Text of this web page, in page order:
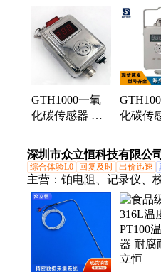
电动葫芦、GTH1000一氧
芦、矿用混凝土输送泵、
件、矿用风机等
GTH1000一氧
化碳传感器 实
精度高 使用方
便
化碳传
性能稳
简便 结
深圳市众立恒科技有限公司
综合体验L0 回复及时 出价迅速
主营： 铂电阻、记录仪、
器探头、温度传感器、热
证仪、验证卡箍、管道卡
包裹探头、度检定炉、温
头、校准装置、温度测试
炉、温度校验炉、温度校准